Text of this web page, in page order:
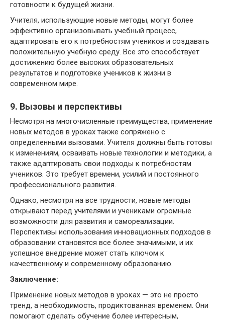
готовности к будущей жизни.
Учителя, использующие новые методы, могут более
эффективно организовывать учебный процесс,
адаптировать его к потребностям учеников и создавать
положительную учебную среду. Все это способствует
достижению более высоких образовательных
результатов и подготовке учеников к жизни в
современном мире.
9. Вызовы и перспективы
Несмотря на многочисленные преимущества, применение
новых методов в уроках также сопряжено с
определенными вызовами. Учителя должны быть готовы
к изменениям, осваивать новые технологии и методики, а
также адаптировать свои подходы к потребностям
учеников. Это требует времени, усилий и постоянного
профессионального развития.
Однако, несмотря на все трудности, новые методы
открывают перед учителями и учениками огромные
возможности для развития и самореализации.
Перспективы использования инновационных подходов в
образовании становятся все более значимыми, и их
успешное внедрение может стать ключом к
качественному и современному образованию.
Заключение:
Применение новых методов в уроках — это не просто
тренд, а необходимость, продиктованная временем. Они
помогают сделать обучение более интересным,